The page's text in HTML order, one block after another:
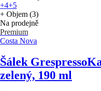
+4+5
+ Objem (3)
Na prodejně
Premium
Costa Nova
Šálek Grespresso
zelený, 190 ml